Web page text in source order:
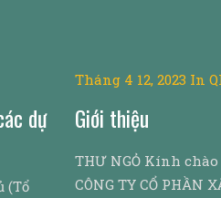
dự
(Tổ
Tháng 4 12, 2023 In
Giới thiệu
THƯ NGỎ Kính
CÔNG TY CỔ PHẦN